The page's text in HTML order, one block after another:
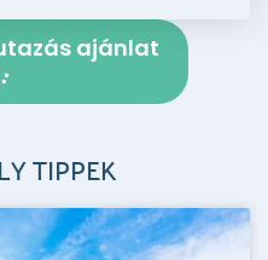
ajánlat
TIPPEK